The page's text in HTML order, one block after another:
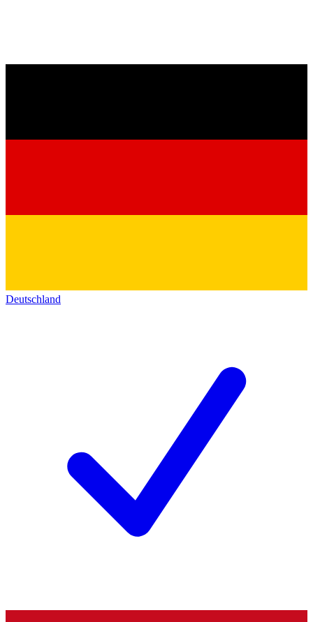
Deutschland